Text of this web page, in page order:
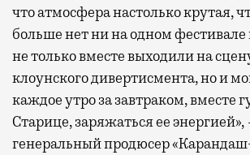
что атмосфера настолько крутая,
больше нет ни на одном
не только вместе выходили на
клоунского дивертисмента, но и
каждое утро за завтраком, вместе
Старице, заряжаться ее
генеральный продюсер